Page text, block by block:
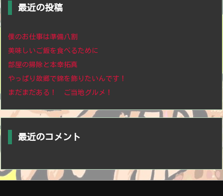
最近の投稿
僕のお仕事は準備八割
美味しいご飯を食べるために
部屋の掃除と本幸拓真
やっぱり故郷で錦を飾りたいんです！
まだまだある！ ご当地グルメ！
最近のコメント